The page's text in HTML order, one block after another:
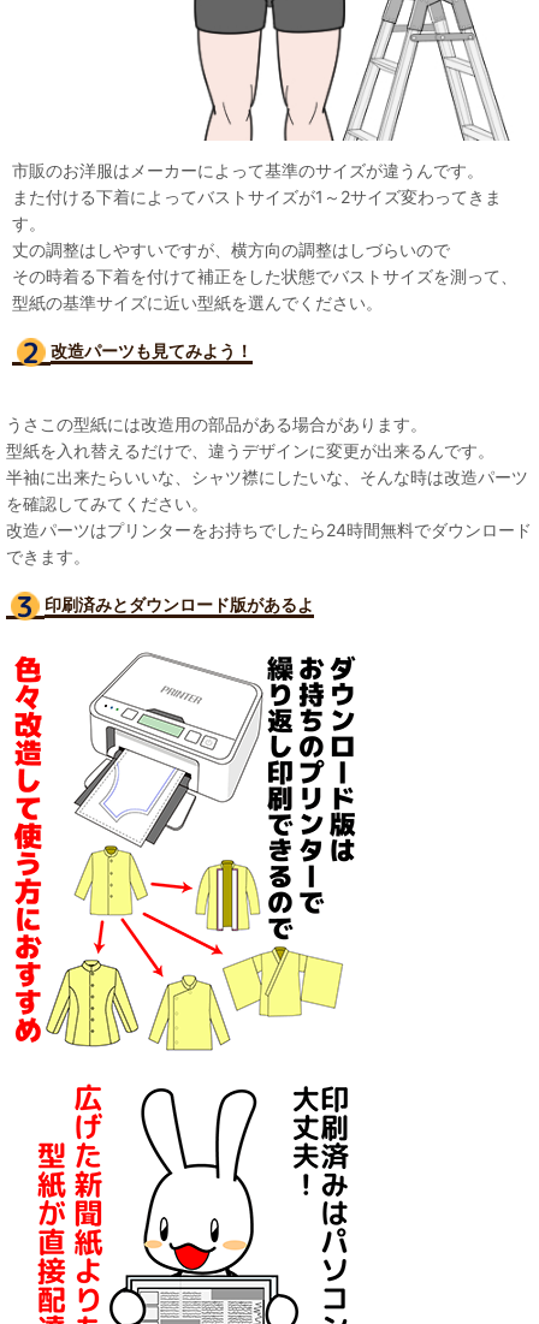
市販のお洋服はメーカーによって基準のサイズが違うんです。
また付ける下着によってバストサイズが1～2サイズ変わってきま
す。
丈の調整はしやすいですが、横方向の調整はしづらいので
その時着る下着を付けて補正をした状態でバストサイズを測って、
型紙の基準サイズに近い型紙を選んでください。
改造パーツも見てみよう！
うさこの型紙には改造用の部品がある場合があります。
型紙を入れ替えるだけで、違うデザインに変更が出来るんです。
半袖に出来たらいいな、シャツ襟にしたいな、そんな時は改造パーツ
を確認してみてください。
改造パーツはプリンターをお持ちでしたら24時間無料でダウンロード
できます。
印刷済みとダウンロード版があるよ